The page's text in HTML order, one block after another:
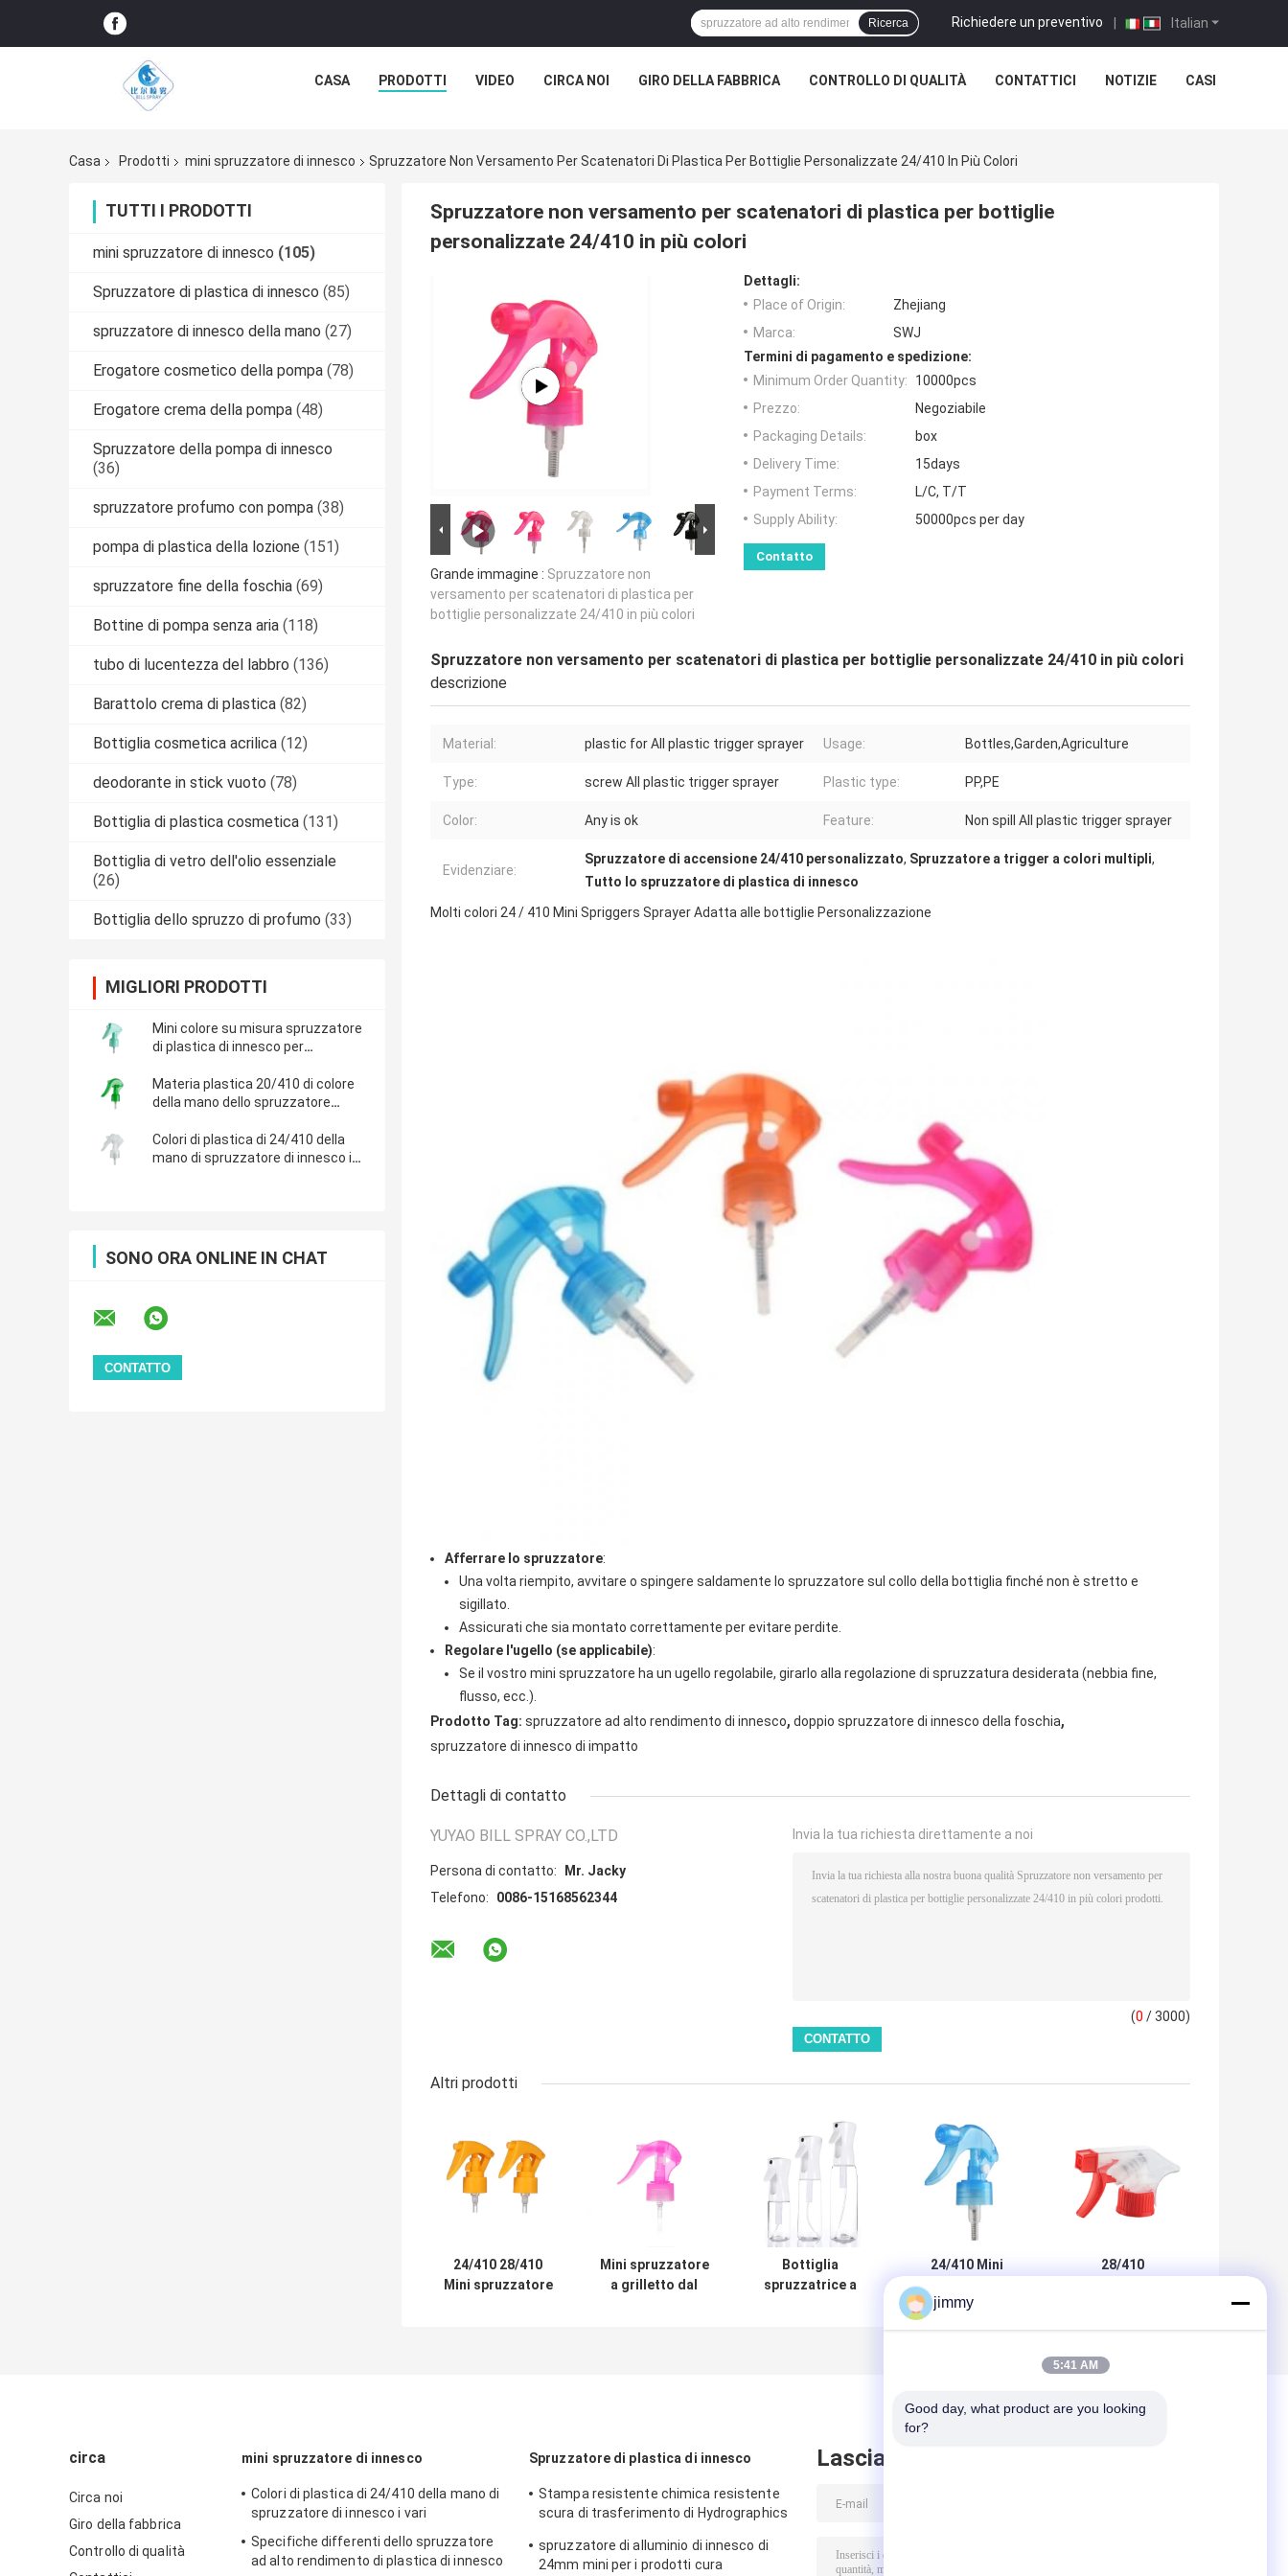
Italian
Richiedere un preventivo |
Ricerca
CASA PRODOTTI VIDEO CIRCA NOI GIRO DELLA FABBRICA CONTROLLO DI QUALITÀ CONTATTICI NOTIZIE CASI
Casa Prodotti mini spruzzatore di innesco Spruzzatore Non Versamento Per Scatenatori Di Plastica Per Bottiglie Personalizzate 24/410 In Più Colori
TUTTI I PRODOTTI
mini spruzzatore di innesco (105)
Spruzzatore di plastica di innesco (85)
spruzzatore di innesco della mano (27)
Erogatore cosmetico della pompa (78)
Erogatore crema della pompa (48)
Spruzzatore della pompa di innesco
(36)
spruzzatore profumo con pompa (38)
pompa di plastica della lozione (151)
spruzzatore fine della foschia (69)
Bottine di pompa senza aria (118)
tubo di lucentezza del labbro (136)
Barattolo crema di plastica (82)
Bottiglia cosmetica acrilica (12)
deodorante in stick vuoto (78)
Bottiglia di plastica cosmetica (131)
Bottiglia di vetro dell'olio essenziale
(26)
Bottiglia dello spruzzo di profumo (33)
MIGLIORI PRODOTTI
Mini colore su misura spruzzatore
di plastica di innesco per
Materia plastica 20/410 di colore
della mano dello spruzzatore
Colori di plastica di 24/410 della
mano di spruzzatore di innesco i
SONO ORA ONLINE IN CHAT
Spruzzatore non versamento per scatenatori di plastica per bottiglie
personalizzate 24/410 in più colori
Grande immagine : Spruzzatore non
versamento per scatenatori di plastica per
bottiglie personalizzate 24/410 in più colori
Dettagli:
Place of Origin:
Zhejiang
Marca:
SWJ
Termini di pagamento e spedizione:
Minimum Order Quantity:
10000pcs
Prezzo:
Negoziabile
Packaging Details:
box
Delivery Time:
15days
Payment Terms:
L/C, T/T
Supply Ability:
50000pcs per day
Contatto
Spruzzatore non versamento per scatenatori di plastica per bottiglie personalizzate 24/410 in più colori
descrizione
Material: plastic for All plastic trigger sprayer Usage: Bottles,Garden,Agriculture
Type: screw All plastic trigger sprayer Plastic type: PP,PE
Color: Any is ok Feature: Non spill All plastic trigger sprayer
Evidenziare:
Spruzzatore di accensione 24/410 personalizzato, Spruzzatore a trigger a colori multipli,
Tutto lo spruzzatore di plastica di innesco
Molti colori 24 / 410 Mini Spriggers Sprayer Adatta alle bottiglie Personalizzazione
Afferrare lo spruzzatore:
Una volta riempito, avvitare o spingere saldamente lo spruzzatore sul collo della bottiglia finché non è stretto e
sigillato.
Assicurati che sia montato correttamente per evitare perdite.
Regolare l'ugello (se applicabile):
Se il vostro mini spruzzatore ha un ugello regolabile, girarlo alla regolazione di spruzzatura desiderata (nebbia fine,
flusso, ecc.).
Prodotto Tag: spruzzatore ad alto rendimento di innesco, doppio spruzzatore di innesco della foschia,
spruzzatore di innesco di impatto
Dettagli di contatto
YUYAO BILL SPRAY CO.,LTD
Persona di contatto:
Mr. Jacky
Telefono:
0086-15168562344
Invia la tua richiesta direttamente a noi
(0 / 3000)
Altri prodotti
24/410 28/410
Mini spruzzatore
Mini spruzzatore
a grilletto dal
Bottiglia
spruzzatrice a
24/410 Mini
Trigger Sprayer:
Clip Lock a Prova
di Perdita, Nebbia
28/410
ml ad alta resa,
per pulizia
circa
Circa noi
Giro della fabbrica
Controllo di qualità
mini spruzzatore di innesco
Colori di plastica di 24/410 della mano di
spruzzatore di innesco i vari
Specifiche differenti dello spruzzatore
ad alto rendimento di plastica di innesco
Spruzzatore di plastica di innesco
Stampa resistente chimica resistente
scura di trasferimento di Hydrographics
spruzzatore di alluminio di innesco di
24mm mini per i prodotti cura
Lasciare messaggio
jimmy
5:41 AM
Good day, what product are you looking
for?